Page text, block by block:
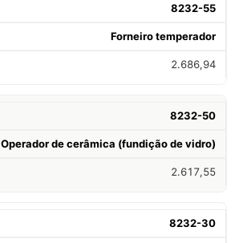
8232-55
Forneiro temperador
2.686,94
8232-50
Operador de cerâmica (fundição de vidro)
2.617,55
8232-30